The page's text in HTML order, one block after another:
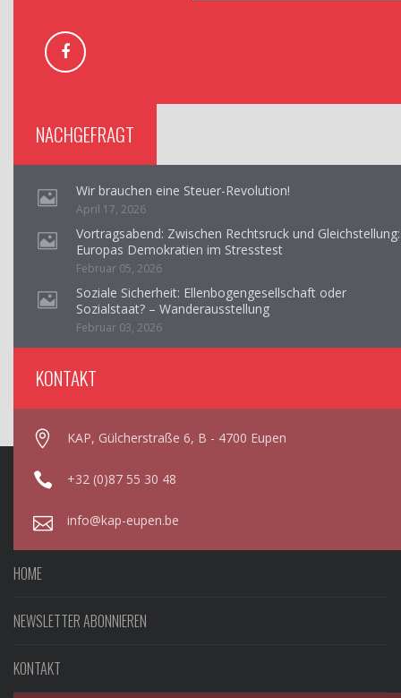
NACHGEFRAGT
Wir brauchen eine Steuer-Revolution!
April 17, 2026
Vortragsabend: Zwischen Rechtsruck und Gleichstellung:
Europas Demokratien im Stresstest
Februar 05, 2026
Soziale Sicherheit: Ellenbogengesellschaft oder
Sozialstaat? – Wanderausstellung
Februar 03, 2026
KONTAKT
KAP, Gülcherstraße 6, B - 4700 Eupen
+32 (0)87 55 30 48
info@kap-eupen.be
HOME
NEWSLETTER ABONNIEREN
KONTAKT